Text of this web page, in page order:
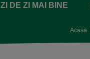
ZI DE ZI MAI BINE
Acasa